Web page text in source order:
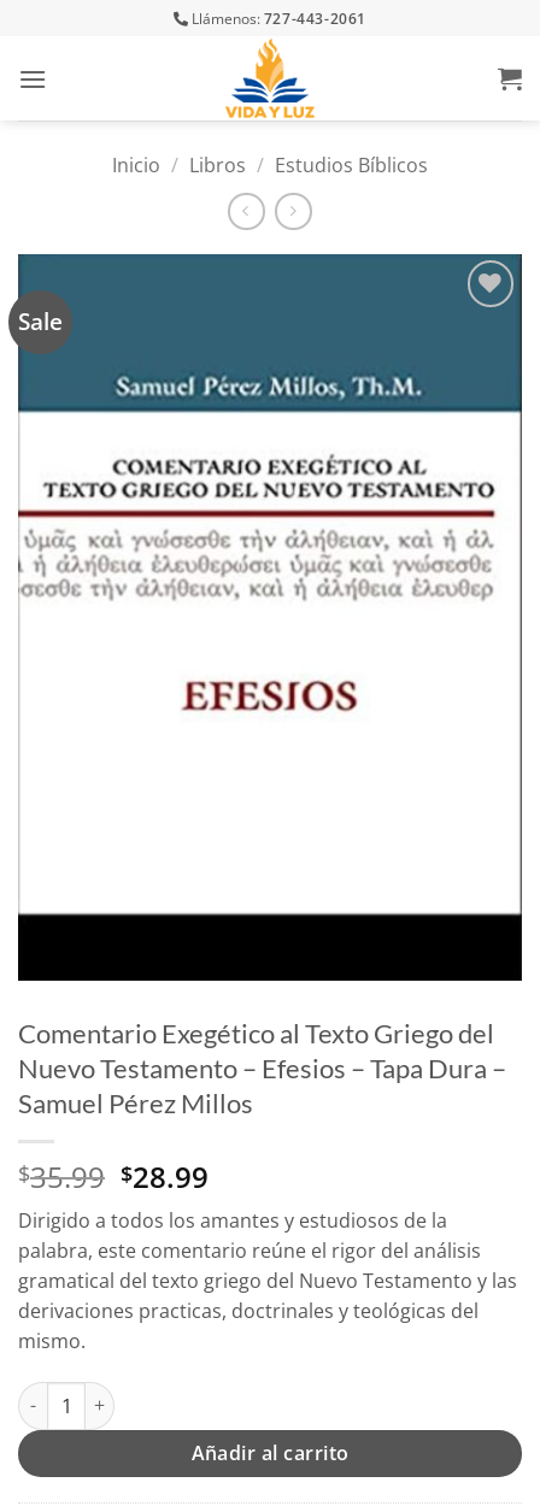
content
Llámenos:727-443-2061
Inicio / Libros / Estudios Bíblicos
Sale
deseos
Comentario Exegético al Texto Griego del
Nuevo Testamento – Efesios – Tapa Dura –
Samuel Pérez Millos
$35.99 El
precio
original
era:
$35.99.
$28.99
precio
actual
es:
$28.99.
Dirigido a todos los amantes y estudiosos de la
palabra, este comentario reúne el rigor del análisis
gramatical del texto griego del Nuevo Testamento y las
derivaciones practicas, doctrinales y teológicas del
mismo.
Comentario Exegético al Texto Griego del Nuevo Testamento
Añadir al carrito